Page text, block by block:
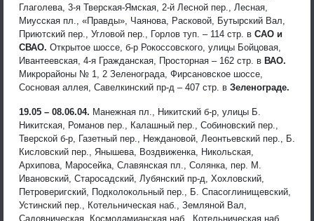
Глаголева, 3-я Тверская-Ямская, 2-й Лесной пер., Лесная,
Миусская пл., «Правды», Чаянова, Расковой, Бутырский Вал,
Приютский пер., Угловой пер., Горлов туп. – 114 стр. в САО и
СВАО. Открытое шоссе, б-р Рокоссовского, улицы Бойцовая,
Ивантеевская, 4-я Гражданская, Просторная – 162 стр. в ВАО.
Микрорайоны № 1, 2 Зеленограда, Фирсановское шоссе,
Сосновая аллея, Савелкинский пр-д – 407 стр. в Зеленограде.
19.05 – 08.06.04. Манежная пл., Никитский б-р, улицы Б.
Никитская, Романов пер., Калашный пер., Собиновский пер.,
Тверской б-р, Газетный пер., Неждановой, Леонтьевский пер., Б.
Кисловский пер., Янышева, Воздвиженка, Никольская,
Архипова, Маросейка, Cлавянская пл., Солянка, пер. М.
Ивановский, Старосадский, Лубянский пр-д, Хохловский,
Петроверигский, Подколокольный пер., Б. Спасоглинищевский,
Устинский пер., Котельническая наб., Земляной Вал,
Садовническая, Космодамианская наб., Котельническая наб.,